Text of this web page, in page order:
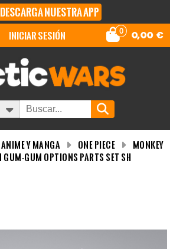
DESCARGA NUESTRA APP
0 0,00 €
iniciar sesión
Anime y Manga One Piece
Monkey
Gum-Gum Options Parts Set SH